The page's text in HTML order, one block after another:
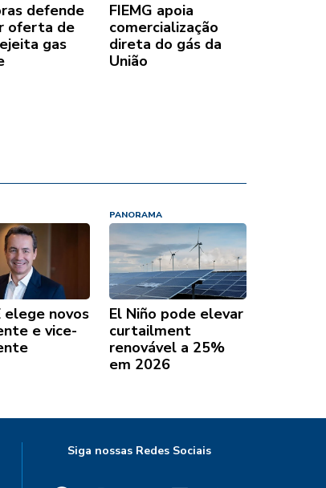
defende
oferta de
gas
FIEMG apoia
comercialização
direta do gás da
União
elege novos
e vice-
PANORAMA
El Niño pode elevar
curtailment
renovável a 25%
em 2026
Siga nossas Redes Sociais